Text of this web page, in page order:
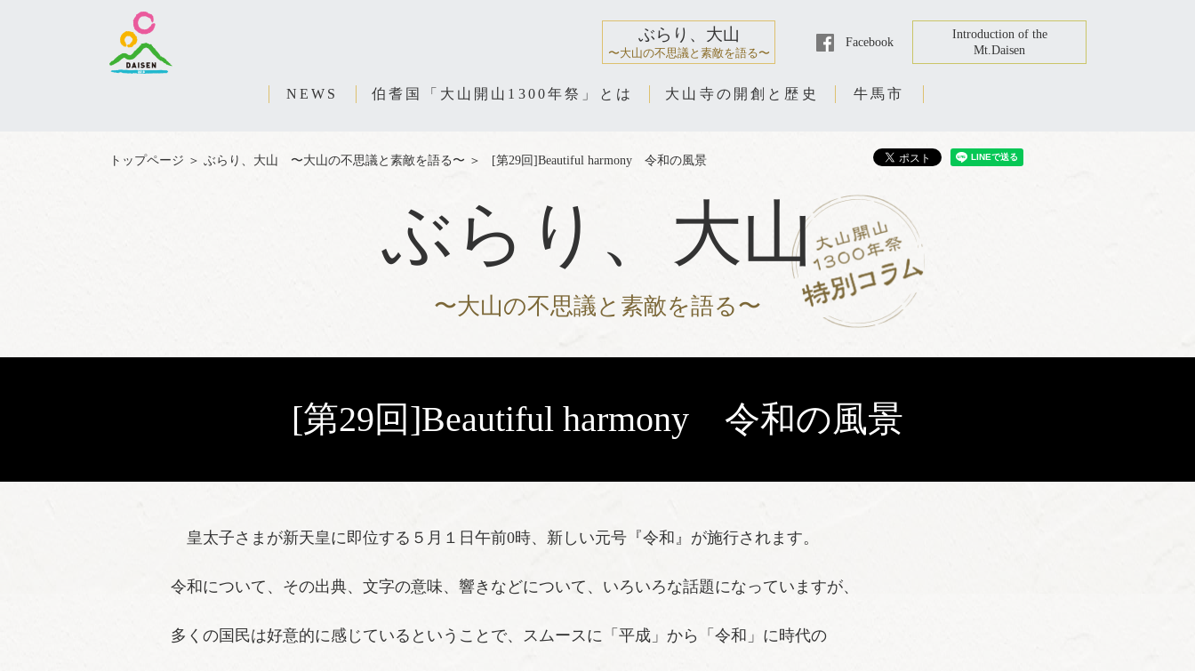
ぶらり、大山
〜大山の不思議と素敵を語る〜
Facebook
Introduction of the
Mt.Daisen
NEWS 伯耆国「大山開山1300年祭」とは 大山寺の開創と歴史 牛馬市
トップページ ＞ ぶらり、大山 〜大山の不思議と素敵を語る〜 ＞ [第29回]Beautiful harmony 令和の風景
ぶらり、大山
〜大山の不思議と素敵を語る〜
[第29回]Beautiful harmony 令和の風景
皇太子さまが新天皇に即位する５月１日午前0時、新しい元号『令和』が施行されます。
令和について、その出典、文字の意味、響きなどについて、いろいろな話題になっていますが、
多くの国民は好意的に感じているということで、スムースに「平成」から「令和」に時代の